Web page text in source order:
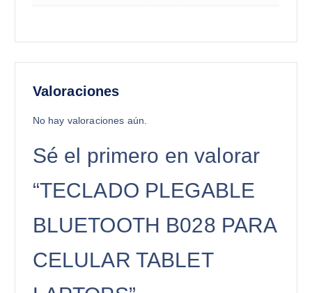
Valoraciones
No hay valoraciones aún.
Sé el primero en valorar
“TECLADO PLEGABLE
BLUETOOTH B028 PARA
CELULAR TABLET